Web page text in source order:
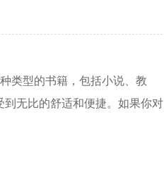
类型的书籍，包括小说、教
无比的舒适和便捷。如果你对